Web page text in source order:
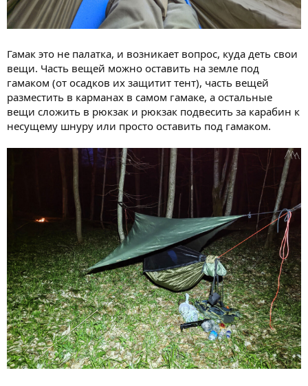
Гамак это не палатка, и возникает вопрос, куда деть свои
вещи. Часть вещей можно оставить на земле под
гамаком (от осадков их защитит тент), часть вещей
разместить в карманах в самом гамаке, а остальные
вещи сложить в рюкзак и рюкзак подвесить за карабин к
несущему шнуру или просто оставить под гамаком.